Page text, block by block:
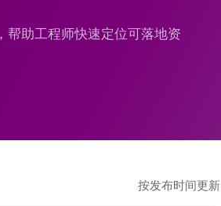
帮助工程师快速定位可落地资
按发布时间更新